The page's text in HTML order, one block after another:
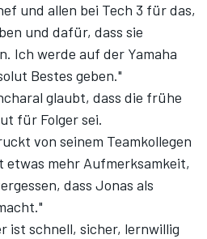
und allen bei Tech 3 für das,
und dafür, dass sie
Ich werde auf der Yamaha
Bestes geben."
glaubt, dass die frühe
für Folger sei.
von seinem Teamkollegen
etwas mehr Aufmerksamkeit,
dass Jonas als
ist schnell, sicher, lernwillig